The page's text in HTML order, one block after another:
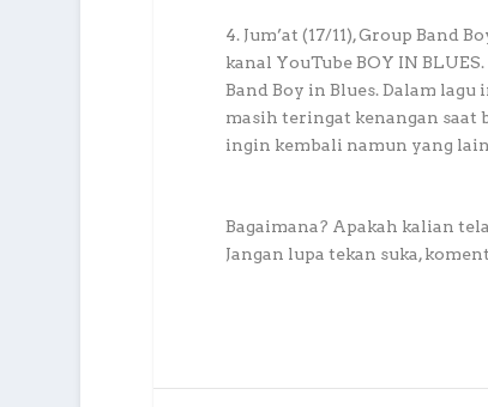
4. Jum’at (17/11), Group Band
kanal YouTube BOY IN
Band Boy in Blues. Dalam
masih teringat kenangan saat
ingin kembali namun yang
Bagaimana? Apakah kalian
Jangan lupa tekan suka,